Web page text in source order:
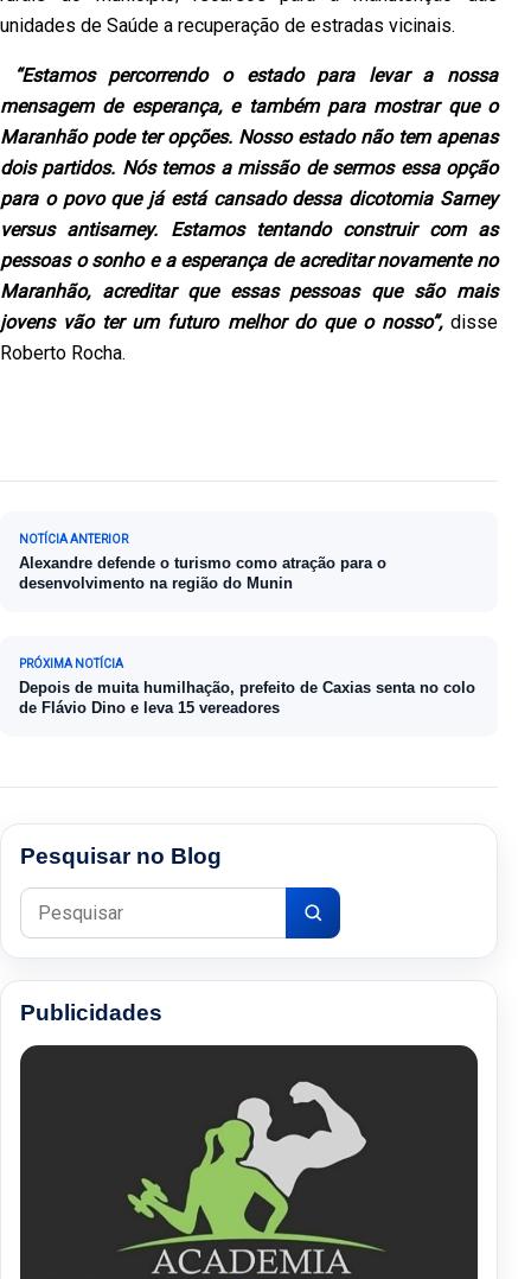
unidades de Saúde a recuperação de estradas vicinais.
“Estamos percorrendo o estado para levar a nossa
mensagem de esperança, e também para mostrar que o
Maranhão pode ter opções. Nosso estado não tem apenas
dois partidos. Nós temos a missão de sermos essa opção
para o povo que já está cansado dessa dicotomia Sarney
versus antisarney. Estamos tentando construir com as
pessoas o sonho e a esperança de acreditar novamente no
Maranhão, acreditar que essas pessoas que são mais
jovens vão ter um futuro melhor do que o nosso”,disse
Roberto Rocha.
Navegação de Post
NOTÍCIA ANTERIOR
Alexandre defende o turismo como atração para o
desenvolvimento na região do Munin
PRÓXIMA NOTÍCIA
Depois de muita humilhação, prefeito de Caxias senta no colo
de Flávio Dino e leva 15 vereadores
Pesquisar no Blog
Pesquisar por:
Publicidades